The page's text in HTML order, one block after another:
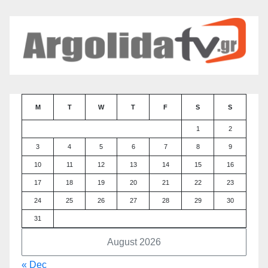
August 2026
M T W T F S S
1 2
3 4 5 6 7 8 9
10 11 12 13 14 15 16
17 18 19 20 21 22 23
24 25 26 27 28 29 30
31
« Dec